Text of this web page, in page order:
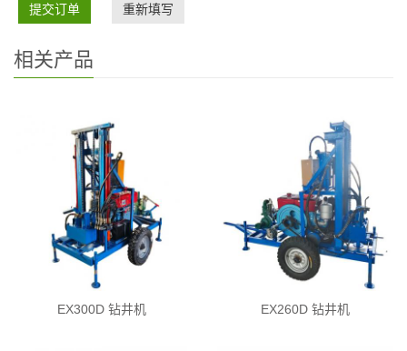
提交订单 重新填写
相关产品
EX300D 钻井机 EX260D 钻井机